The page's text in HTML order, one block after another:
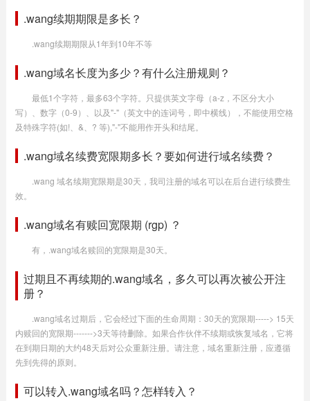
.wang续期期限是多长？
.wang续期期限从1年到10年不等
.wang域名长度为多少？有什么注册规则？
最低1个字符，最多63个字符。只提供英文字母（a-z，不区分大小
写）、数字（0-9）、以及"-"（英文中的连词号，即中横线），不能使用空格
及特殊字符(如!、&、? 等),"-"不能用作开头和结尾。
.wang域名续费宽限期多长？要如何进行域名续费？
.wang 域名续期宽限期是30天，我司注册的域名可以在后台进行续费生
效。
.wang域名有赎回宽限期 (rgp) ？
有，.wang域名赎回的宽限期是30天。
过期且不再续期的.wang域名，多久可以再次被公开注
册？
.wang域名过期后，它会经过下面的生命周期：30天的宽限期-----> 15天
内赎回的宽限期------->3天等待删除。如果合作伙伴不续期或恢复域名，它将
在到期日期的大约48天后对公众重新注册。请注意，域名重新注册，应遵循
先到先得的原则。
可以转入.wang域名吗？怎样转入？